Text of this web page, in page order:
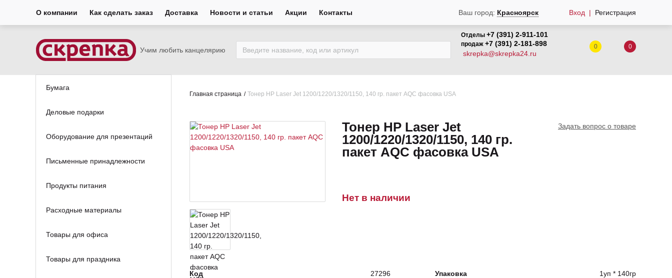
О компании Как сделать заказ Доставка Новости и статьи Акции Контакты Ваш город: Красноярск Вход Регистрация
Учим любить канцелярию
Отделы +7 (391) 2-911-101
продаж +7 (391) 2-181-898
skrepka@skrepka24.ru
0 0
Бумага
Деловые подарки
Оборудование для презентаций
Письменные принадлежности
Продукты питания
Расходные материалы
Товары для офиса
Товары для праздника
Главная страница Тонер HP Laser Jet 1200/1220/1320/1150, 140 гр. пакет AQC фасовка USA
Тонер HP Laser Jet
1200/1220/1320/1150, 140 гр.
пакет AQC фасовка USA
Задать вопрос о товаре
Нет в наличии
Код 27296 Упаковка 1уп * 140гр